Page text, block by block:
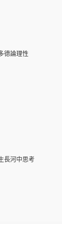
德論理性
長河中思考